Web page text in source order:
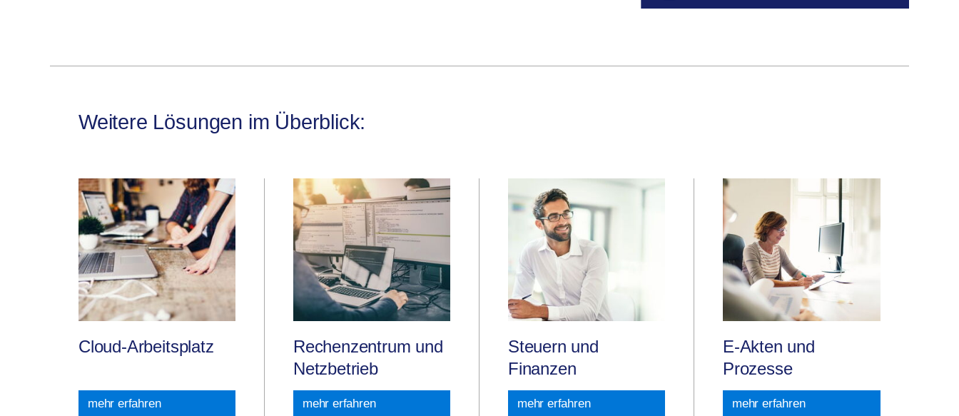
Weitere Lösungen im Überblick:
Cloud-Arbeitsplatz
mehr erfahren
Rechenzentrum und
Netzbetrieb
mehr erfahren
Steuern und
Finanzen
mehr erfahren
E-Akten und
Prozesse
mehr erfahren